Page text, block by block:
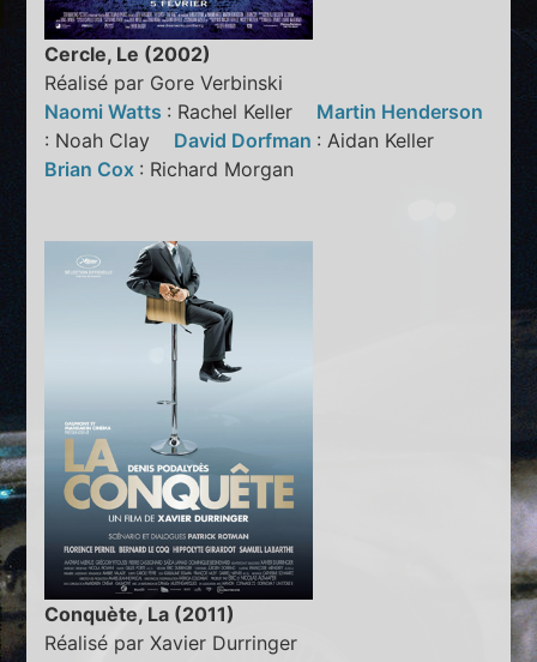
Cercle, Le (2002)
Réalisé par Gore Verbinski
Naomi Watts : Rachel Keller Martin Henderson
: Noah Clay David Dorfman : Aidan Keller
Brian Cox : Richard Morgan
Conquète, La (2011)
Réalisé par Xavier Durringer